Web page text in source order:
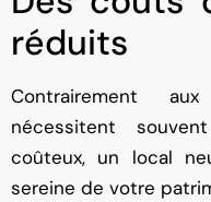
réduits
Contrairement
nécessitent
coûteux, un local
sereine de votre